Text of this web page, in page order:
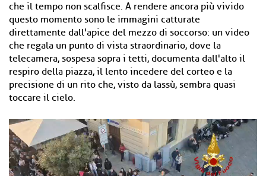
che il tempo non scalfisce. A rendere ancora più vivido
questo momento sono le immagini catturate
direttamente dall'apice del mezzo di soccorso: un video
che regala un punto di vista straordinario, dove la
telecamera, sospesa sopra i tetti, documenta dall'alto il
respiro della piazza, il lento incedere del corteo e la
precisione di un rito che, visto da lassù, sembra quasi
toccare il cielo.